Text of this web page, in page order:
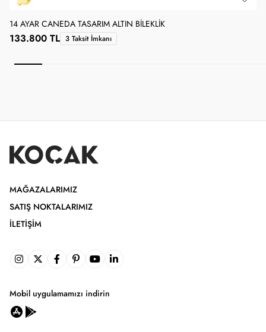
14 AYAR CANEDA TASARIM ALTIN BILEKLIK
133.800 TL 3 Taksit İmkanı
MAĞAZALARIMIZ
SATIŞ NOKTALARIMIZ
İLETIŞIM
Mobil uygulamamızı indirin